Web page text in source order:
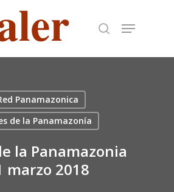
Panamazonica
de la Panamazonía
la Panamazonia
marzo 2018